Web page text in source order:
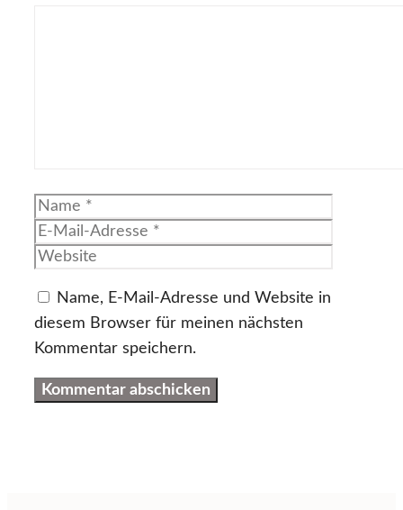
Name
Name, E-Mail-Adresse und Website in
diesem Browser für meinen nächsten
Kommentar speichern.